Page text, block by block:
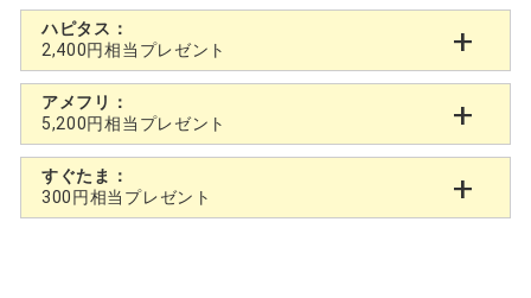
ハピタス：
2,400円相当プレゼント
アメフリ：
5,200円相当プレゼント
すぐたま：
300円相当プレゼント